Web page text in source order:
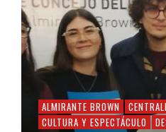
ALMIRANTE BROWN
CULTURA Y ESPECTÁCULO